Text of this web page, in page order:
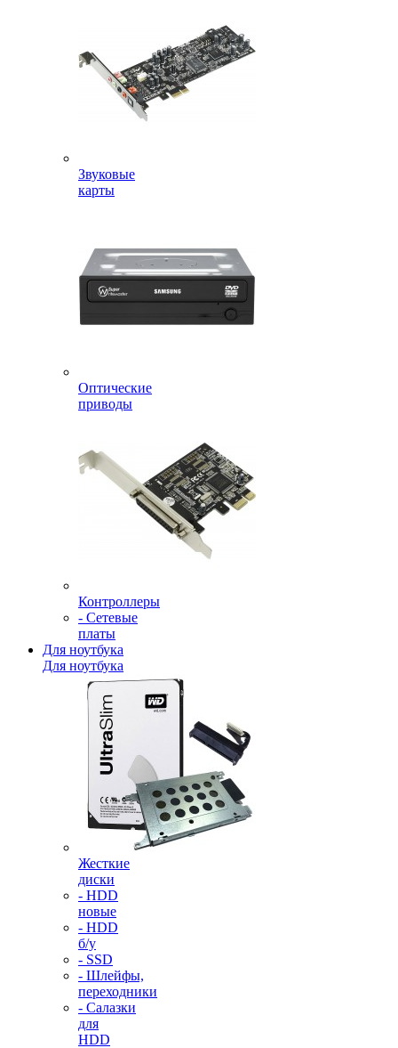
Звуковые
карты
Оптические
приводы
Контроллеры
- Сетевые
платы
Для ноутбука
Для ноутбука
Жесткие
диски
- HDD
новые
- HDD
б/у
- SSD
- Шлейфы,
переходники
- Салазки
для
HDD